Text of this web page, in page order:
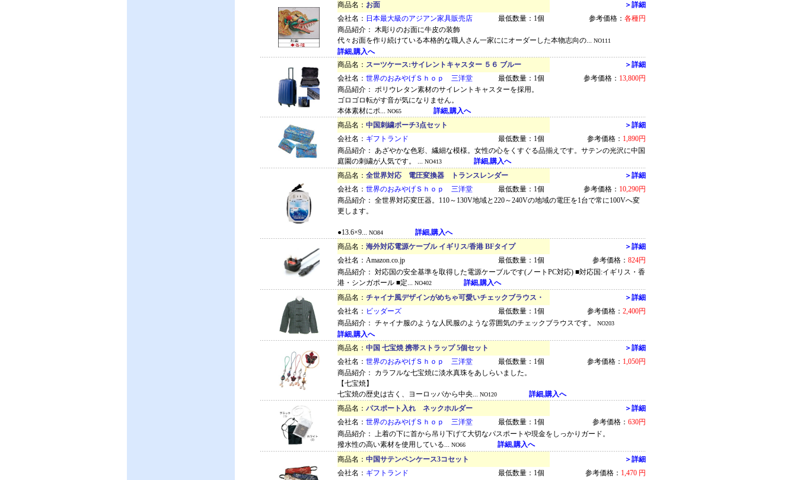
商品名： お面
＞詳細
会社名： 日本最大級のアジアン家具販売店 最低数量：1個 参考価格： 各種円
商品紹介： 木彫りのお面に牛皮の装飾
代々お面を作り続けている本格的な職人さん一家ににオーダーした本物志向の... NO111
詳細,購入へ
商品名： スーツケース:サイレントキャスター ５６ ブルー
＞詳細
会社名： 世界のおみやげＳｈｏｐ 三洋堂 最低数量：1個 参考価格： 13,800円
商品紹介： ポリウレタン素材のサイレントキャスターを採用。
ゴロゴロ転がす音が気になりません。
本体素材にポ... NO65
詳細,購入へ
商品名： 中国刺繍ポーチ3点セット
＞詳細
会社名： ギフトランド 最低数量：1個 参考価格： 1,890円
商品紹介： あざやかな色彩、繊細な模様。女性の心をくすぐる品揃えです。サテンの光沢に中国
庭園の刺繍が人気です。 ... NO413
詳細,購入へ
商品名： 全世界対応 電圧変換器 トランスレンダー
＞詳細
会社名： 世界のおみやげＳｈｏｐ 三洋堂 最低数量：1個 参考価格： 10,290円
商品紹介： 全世界対応変圧器。110～130V地域と220～240Vの地域の電圧を1台で常に100Vへ変
更します。
●13.6×9... NO84
詳細,購入へ
商品名： 海外対応電源ケーブル イギリス/香港 BFタイプ
＞詳細
会社名：Amazon.co.jp
最低数量：1個 参考価格： 824円
商品紹介： 対応国の安全基準を取得した電源ケーブルです(ノートPC対応) ■対応国:イギリス・香
港・シンガポール ■定... NO402
詳細,購入へ
商品名： チャイナ風デザインがめちゃ可愛いチェックブラウス・
＞詳細
会社名： ビッダーズ 最低数量：1個 参考価格： 2,400円
商品紹介： チャイナ服のような人民服のような雰囲気のチェックブラウスです。
NO203
詳細,購入へ
商品名： 中国 七宝焼 携帯ストラップ 5個セット
＞詳細
会社名： 世界のおみやげＳｈｏｐ 三洋堂 最低数量：1個 参考価格： 1,050円
商品紹介： カラフルな七宝焼に淡水真珠をあしらいました。
【七宝焼】
七宝焼の歴史は古く、ヨーロッパから中央... NO120
詳細,購入へ
商品名： パスポート入れ ネックホルダー
＞詳細
会社名： 世界のおみやげＳｈｏｐ 三洋堂 最低数量：1個 参考価格： 630円
商品紹介： 上着の下に首から吊り下げて大切なパスポートや現金をしっかりガード。
撥水性の高い素材を使用している... NO66
詳細,購入へ
商品名： 中国サテンペンケース3コセット
＞詳細
会社名： ギフトランド 最低数量：1個 参考価格： 1,470 円